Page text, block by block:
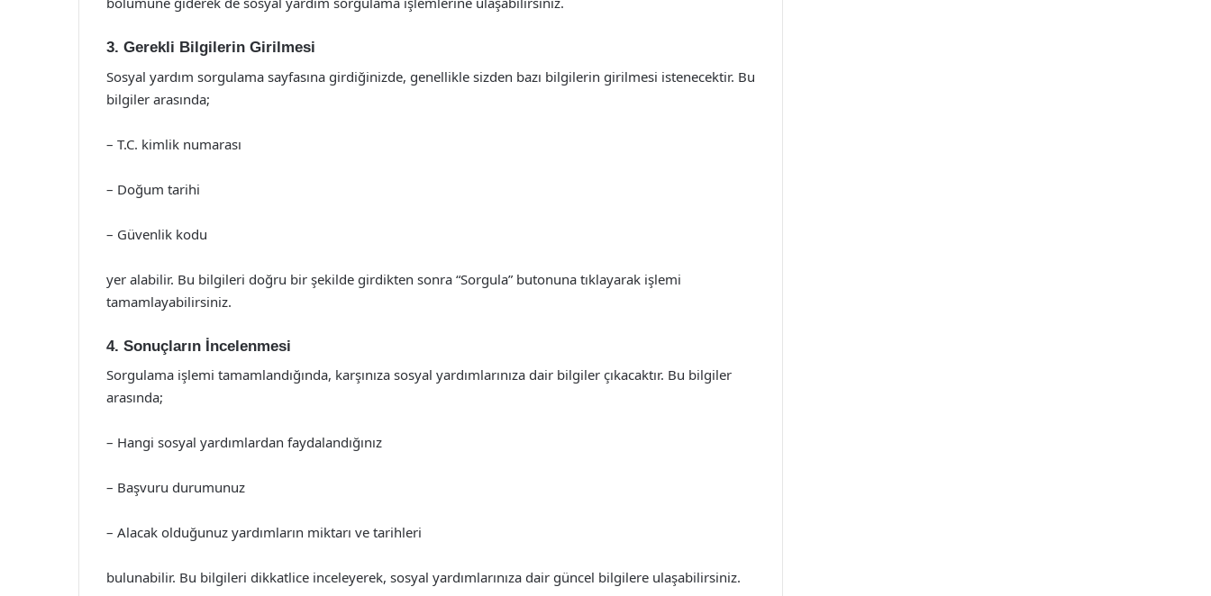
3. Gerekli Bilgilerin Girilmesi
Sosyal yardım sorgulama sayfasına girdiğinizde, genellikle sizden bazı bilgilerin girilmesi istenecektir. Bu
bilgiler arasında;
– T.C. kimlik numarası
– Doğum tarihi
– Güvenlik kodu
yer alabilir. Bu bilgileri doğru bir şekilde girdikten sonra “Sorgula” butonuna tıklayarak işlemi
tamamlayabilirsiniz.
4. Sonuçların İncelenmesi
Sorgulama işlemi tamamlandığında, karşınıza sosyal yardımlarınıza dair bilgiler çıkacaktır. Bu bilgiler
arasında;
– Hangi sosyal yardımlardan faydalandığınız
– Başvuru durumunuz
– Alacak olduğunuz yardımların miktarı ve tarihleri
bulunabilir. Bu bilgileri dikkatlice inceleyerek, sosyal yardımlarınıza dair güncel bilgilere ulaşabilirsiniz.